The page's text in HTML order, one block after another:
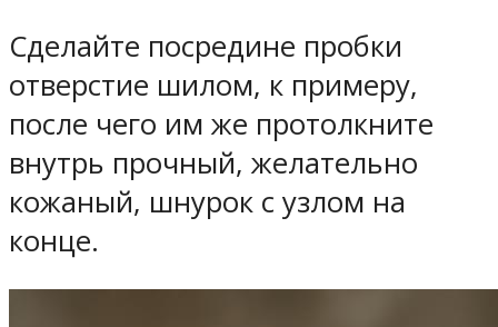
Сделайте посредине пробки
отверстие шилом, к примеру,
после чего им же протолкните
внутрь прочный, желательно
кожаный, шнурок с узлом на
конце.